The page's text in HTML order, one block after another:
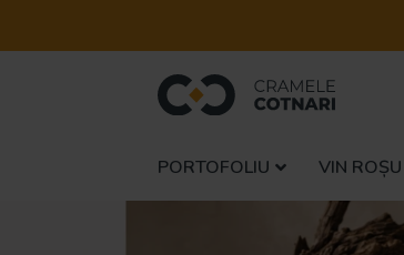
PORTOFOLIU VIN ROȘU